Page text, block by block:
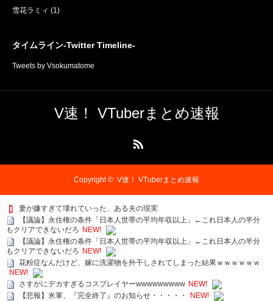
雪花ラミィ (1)
タイムライン-Twitter Timeline-
Tweets by Vsokumatome
V速！ VTuberまとめ速報
Copyright © V速！ VTuberまとめ速報
妻が嫌すぎて壊れていった、ある夫の現実
【議論】永住権の条件「日本人世帯の平均年収以上」←これ日本人の半分
もクリアできないだろ NEW!
【議論】永住権の条件「日本人世帯の平均年収以上」←これ日本人の半分
もクリアできないだろ NEW!
花粉症なんだけど、嫁に洗濯物を外干しされてしまった結果ｗｗｗｗｗｗ
NEW!
さすがにデカすぎるコスプレイヤーwwwwwwwww NEW!
【悲報】米軍、『完全終了』のお知らせ・・・・・
NEW!